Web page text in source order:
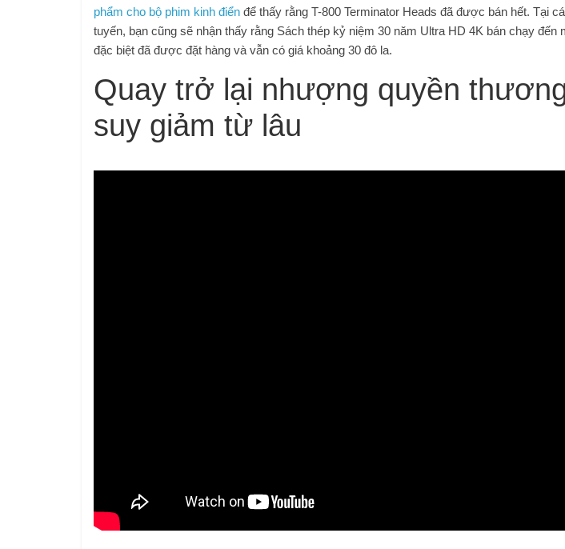
phẩm cho bộ phim kinh điển để thấy rằng T-800 Terminator Heads đã được bán hết. Tại
tuyến, bạn cũng sẽ nhận thấy rằng Sách thép kỷ niệm 30 năm Ultra HD 4K bán chạy đến
đặc biệt đã được đặt hàng và vẫn có giá khoảng 30 đô la.
Quay trở lại nhượng quyền
suy giảm từ lâu